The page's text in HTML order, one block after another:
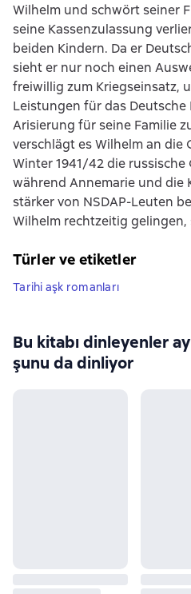
Wilhelm und schwört seiner
seine Kassenzulassung
beiden Kindern. Da er
sieht er nur noch einen
freiwillig zum Kriegseinsatz,
Leistungen für das Deutsche
Arisierung für seine Familie
verschlägt es Wilhelm an die
Winter 1941/42 die
während Annemarie und die
stärker von NSDAP-Leuten
Wilhelm rechtzeitig gelingen,
Türler ve etiketler
Tarihi aşk romanları
Bu kitabı dinleyenler
şunu da dinliyor